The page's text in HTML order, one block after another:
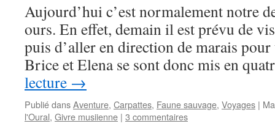
Aujourd’hui c’est normalement notre
ours. En effet, demain il est prévu de
puis d’aller en direction de marais
Brice et Elena se sont donc mis en
lecture →
Publié dansAventure, Carpattes, Faune sauvage, Voyages |
l'Oural, Givre musiienne | 3 commentaires